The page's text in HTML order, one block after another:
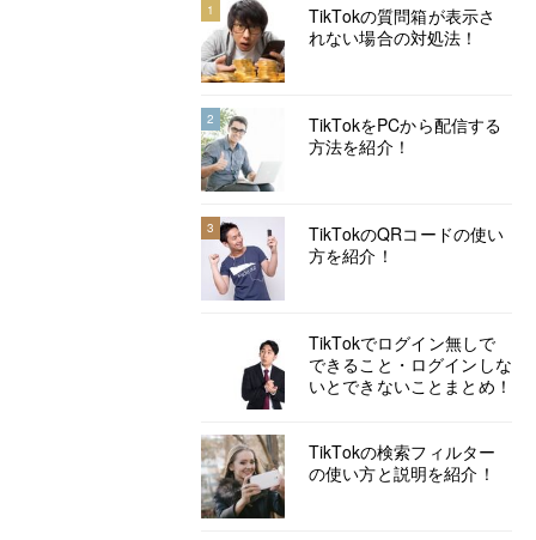
1
TikTokの質問箱が表示さ
れない場合の対処法！
2
TikTokをPCから配信する
方法を紹介！
3
TikTokのQRコードの使い
方を紹介！
TikTokでログイン無しで
できること・ログインしな
いとできないことまとめ！
TikTokの検索フィルター
の使い方と説明を紹介！